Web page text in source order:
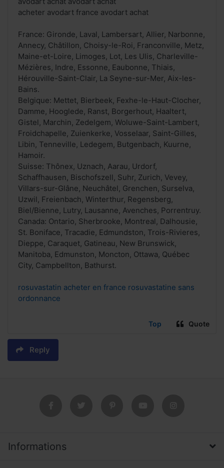
acheter avodart france avodart achat
France: Gironde, Laval, Lambersart, Allier, Narbonne,
Annecy, Châtillon, Choisy-le-Roi, Franconville, Metz,
Maine-et-Loire, Limoges, Lot, Les Ulis, Charleville-
Mézières, Indre, Essonne, Eaubonne, Thiais,
Hérouville-Saint-Clair, La Seyne-sur-Mer, Aix-les-
Bains.
Belgique: Mettet, Bierbeek, Fexhe-le-Haut-Clocher,
Damme, Hooglede, Ranst, Borgerhout, Haaltert,
Gistel, Marchin, Zedelgem, Woluwe-Saint-Lambert,
Froidchapelle, Zuienkerke, Vosselaar, Saint-Gilles,
Libin, Tenneville, Ledegem, Butgenbach, Kuurne,
Hamoir.
Suisse: Thônex, Uznach, Aarau, Urdorf,
Schaffhausen, Bischofszell, Suhr, Zurich, Vevey,
Villars-sur-Glâne, Neuchâtel, Grenchen, Surselva,
Uzwil, Freienbach, Winterthur, Regensberg,
Biel/Bienne, Lutry, Lausanne, Avenches, Porrentruy.
Canada: Ontario, Sherbrooke, Montreal, Dalhousie,
St. Boniface, Tracadie, Edmundston, Trois-Rivieres,
Dieppe, Caraquet, Gatineau, New Brunswick,
Manitoba, Edmunston, Moncton, Ottawa, Québec
City, Campbellton, Bathurst.
rosuvastatin acheter en france rosuvastatine sans
ordonnance
Top Quote
Reply
Informations